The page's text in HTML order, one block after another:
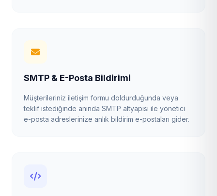
SMTP & E-Posta Bildirimi
Müşterileriniz iletişim formu doldurduğunda veya
teklif istediğinde anında SMTP altyapısı ile yönetici
e-posta adreslerinize anlık bildirim e-postaları gider.